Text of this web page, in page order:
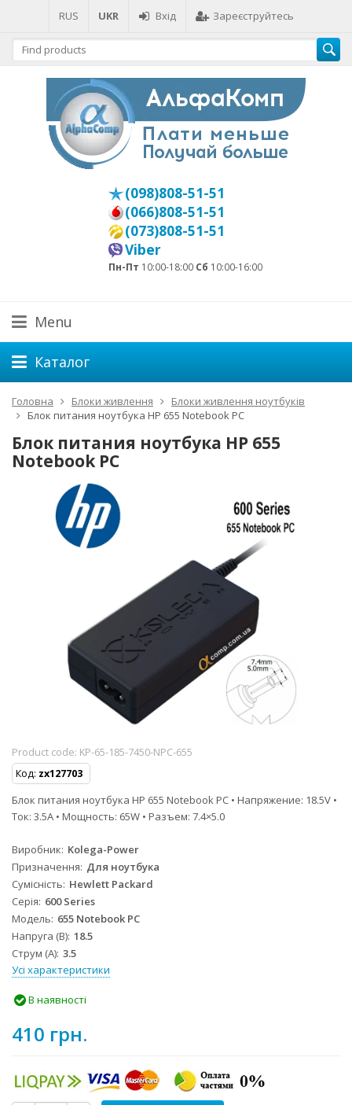
RUS UKR Вхід Зареєструйтесь
(098)808-51-51
(066)808-51-51
(073)808-51-51
Viber
Пн-Пт 10:00-18:00 Сб 10:00-16:00
Menu
Каталог
Головна Блоки живлення
Блоки живлення ноутбуків
Блок питания ноутбука HP 655 Notebook PC
Блок питания ноутбука HP 655
Notebook PC
Product code: KP-65-185-7450-NPC-655
Код: zx127703
Блок питания ноутбука HP 655 Notebook PC • Напряжение: 18.5V •
Ток: 3.5A • Мощность: 65W • Разъем: 7.4×5.0
Виробник Kolega-Power
Призначення Для ноутбука
Сумісність Hewlett Packard
Серія 600 Series
Модель 655 Notebook PC
Напруга (В) 18.5
Струм (А) 3.5
Усі характеристики
В наявності
410 грн.